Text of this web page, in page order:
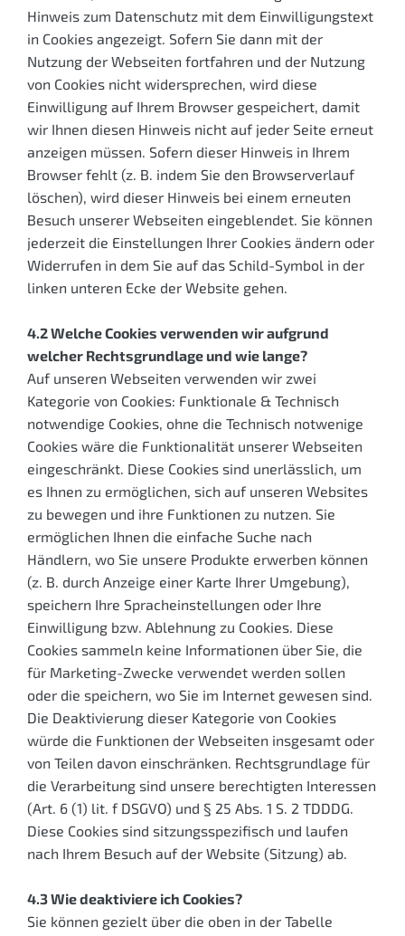
Hinweis zum Datenschutz mit dem Einwilligungstext
in Cookies angezeigt. Sofern Sie dann mit der
Nutzung der Webseiten fortfahren und der Nutzung
von Cookies nicht widersprechen, wird diese
Einwilligung auf Ihrem Browser gespeichert, damit
wir Ihnen diesen Hinweis nicht auf jeder Seite erneut
anzeigen müssen. Sofern dieser Hinweis in Ihrem
Browser fehlt (z. B. indem Sie den Browserverlauf
löschen), wird dieser Hinweis bei einem erneuten
Besuch unserer Webseiten eingeblendet. Sie können
jederzeit die Einstellungen Ihrer Cookies ändern oder
Widerrufen in dem Sie auf das Schild-Symbol in der
linken unteren Ecke der Website gehen.
4.2 Welche Cookies verwenden wir aufgrund
welcher Rechtsgrundlage und wie lange?
Auf unseren Webseiten verwenden wir zwei
Kategorie von Cookies: Funktionale & Technisch
notwendige Cookies, ohne die Technisch notwenige
Cookies wäre die Funktionalität unserer Webseiten
eingeschränkt. Diese Cookies sind unerlässlich, um
es Ihnen zu ermöglichen, sich auf unseren Websites
zu bewegen und ihre Funktionen zu nutzen. Sie
ermöglichen Ihnen die einfache Suche nach
Händlern, wo Sie unsere Produkte erwerben können
(z. B. durch Anzeige einer Karte Ihrer Umgebung),
speichern Ihre Spracheinstellungen oder Ihre
Einwilligung bzw. Ablehnung zu Cookies. Diese
Cookies sammeln keine Informationen über Sie, die
für Marketing-Zwecke verwendet werden sollen
oder die speichern, wo Sie im Internet gewesen sind.
Die Deaktivierung dieser Kategorie von Cookies
würde die Funktionen der Webseiten insgesamt oder
von Teilen davon einschränken. Rechtsgrundlage für
die Verarbeitung sind unsere berechtigten Interessen
(Art. 6 (1) lit. f DSGVO) und § 25 Abs. 1 S. 2 TDDDG.
Diese Cookies sind sitzungsspezifisch und laufen
nach Ihrem Besuch auf der Website (Sitzung) ab.
4.3 Wie deaktiviere ich Cookies?
Sie können gezielt über die oben in der Tabelle